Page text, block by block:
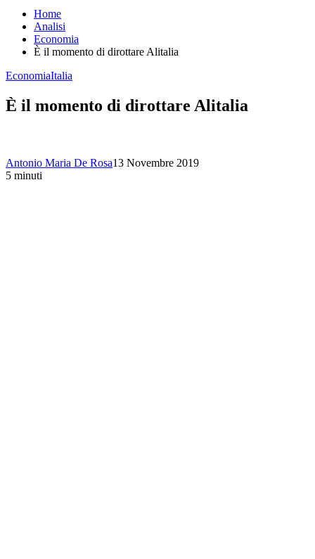
Home
Analisi
Economia
È il momento di dirottare Alitalia
EconomiaItalia
È il momento di dirottare Alitalia
Antonio Maria De Rosa13 Novembre 2019
5 minuti